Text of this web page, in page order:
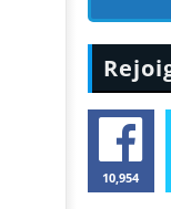
10,954